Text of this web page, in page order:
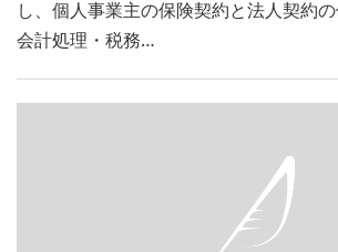
し、個人事業主の保険契約と法人契約
会計処理・税務…